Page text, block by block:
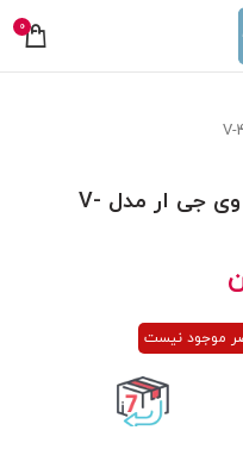
0
سشوار وی جی ار مدل V-
موجود نیست